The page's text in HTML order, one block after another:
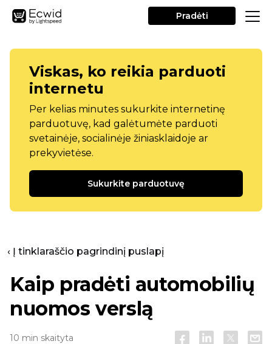
Pradėti
Viskas, ko reikia parduoti
internetu
Per kelias minutes sukurkite internetinę
parduotuvę, kad galėtumėte parduoti
svetainėje, socialinėje žiniasklaidoje ar
prekyvietėse.
Sukurkite parduotuvę
‹ Į tinklaraščio pagrindinį puslapį
Kaip pradėti automobilių
nuomos verslą
10 min skaityta